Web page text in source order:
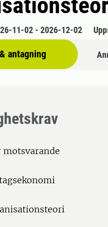
11-02 - 2026-12-02
antagning
motsvarande